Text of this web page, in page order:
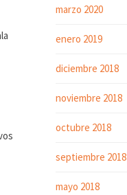
marzo 2020
enero 2019
diciembre 2018
noviembre 2018
octubre 2018
septiembre 2018
mayo 2018